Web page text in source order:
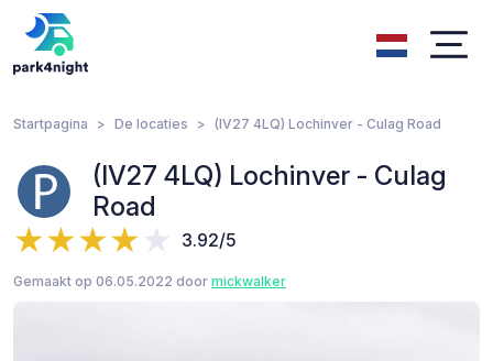
Startpagina De locaties (IV27 4LQ) Lochinver - Culag Road
(IV27 4LQ) Lochinver - Culag
Road
3.92/5
Gemaakt op 06.05.2022 door mickwalker